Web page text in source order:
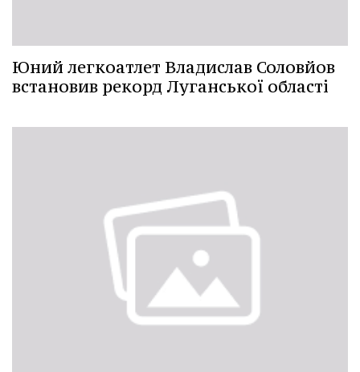
Юний легкоатлет Владислав Соловйов
встановив рекорд Луганської області